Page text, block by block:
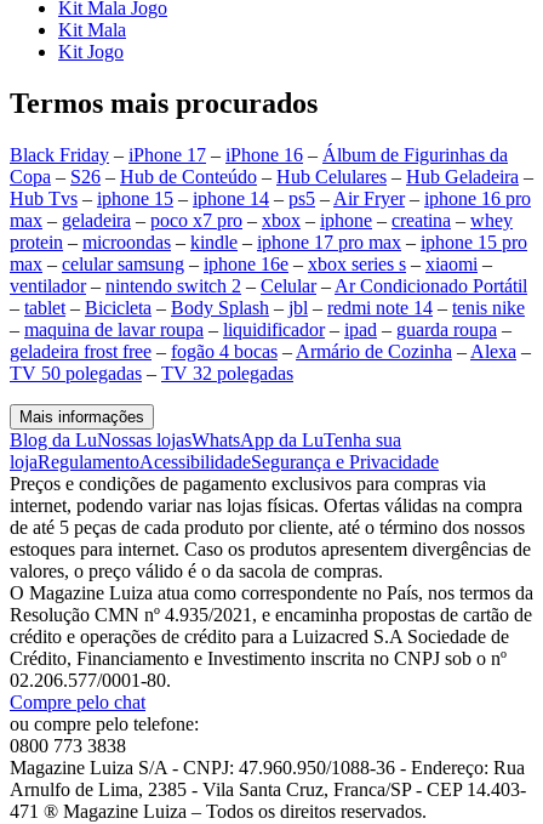
Kit Mala Jogo
Kit Mala
Kit Jogo
Termos mais procurados
Black Friday – iPhone 17 – iPhone 16 – Álbum de Figurinhas da
Copa – S26 – Hub de Conteúdo – Hub Celulares – Hub Geladeira –
Hub Tvs – iphone 15 – iphone 14 – ps5 – Air Fryer– iphone 16 pro
max – geladeira – poco x7 pro – xbox – iphone – creatina – whey
protein – microondas – kindle – iphone 17 pro max – iphone 15 pro
max – celular samsung – iphone 16e – xbox series s – xiaomi –
ventilador– nintendo switch 2 – Celular– Ar Condicionado Portátil
– tablet – Bicicleta – Body Splash – jbl – redmi note 14 – tenis nike
– maquina de lavar roupa – liquidificador– ipad – guarda roupa –
geladeira frost free – fogão 4 bocas – Armário de Cozinha – Alexa –
TV 50 polegadas – TV 32 polegadas
Mais informações
Blog da LuNossas lojasWhatsApp da LuTenha sua
lojaRegulamentoAcessibilidadeSegurança e Privacidade
Preços e condições de pagamento exclusivos para compras via
internet, podendo variar nas lojas físicas. Ofertas válidas na compra
de até 5 peças de cada produto por cliente, até o término dos nossos
estoques para internet. Caso os produtos apresentem divergências de
valores, o preço válido é o da sacola de compras.
O Magazine Luiza atua como correspondente no País, nos termos da
Resolução CMN nº 4.935/2021, e encaminha propostas de cartão de
crédito e operações de crédito para a Luizacred S.A Sociedade de
Crédito, Financiamento e Investimento inscrita no CNPJ sob o nº
02.206.577/0001-80.
Compre pelo chat
ou compre pelo telefone:
0800 773 3838
Magazine Luiza S/A - CNPJ: 47.960.950/1088-36 - Endereço: Rua
Arnulfo de Lima, 2385 - Vila Santa Cruz, Franca/SP - CEP 14.403-
471 ® Magazine Luiza – Todos os direitos reservados.